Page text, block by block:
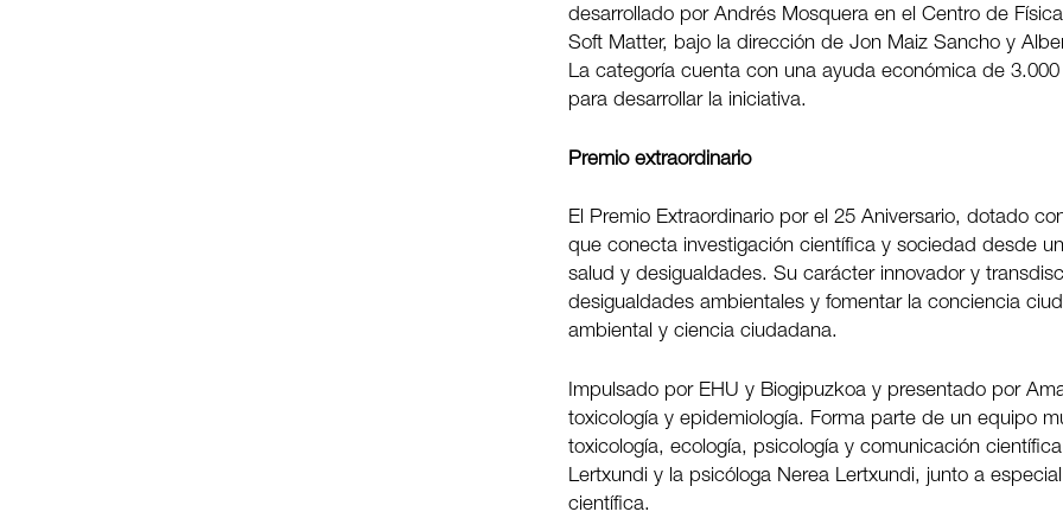
desarrollado por Andrés Mosquera en el Centro de
Soft Matter, bajo la dirección de Jon Maiz Sancho y
La categoría cuenta con una ayuda económica de
para desarrollar la iniciativa.
Premio extraordinario
El Premio Extraordinario por el 25 Aniversario, dotado
que conecta investigación científica y sociedad desde
salud y desigualdades. Su carácter innovador y
desigualdades ambientales y fomentar la conciencia
ambiental y ciencia ciudadana.
Impulsado por EHU y Biogipuzkoa y presentado por
toxicología y epidemiología. Forma parte de un equipo
toxicología, ecología, psicología y comunicación
Lertxundi y la psicóloga Nerea Lertxundi, junto a
científica.